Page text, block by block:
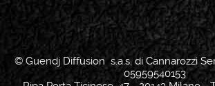
© Guendj Diffusion s.a.s. di Cannarozzi
05959540153